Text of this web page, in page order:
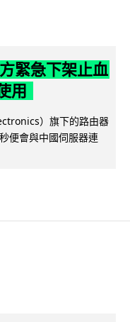
緊急下架止血
用
）旗下的路由器
便會與中國伺服器連